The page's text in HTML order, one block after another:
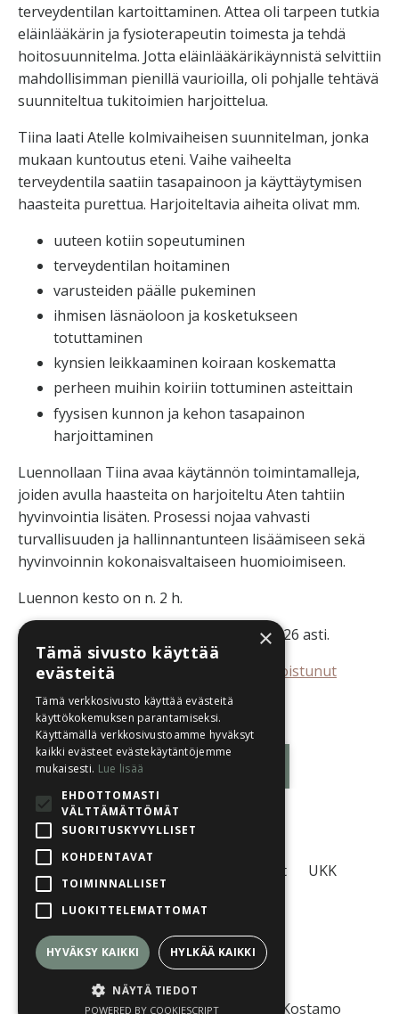
terveydentilan kartoittaminen. Attea oli tarpeen tutkia
eläinlääkärin ja fysioterapeutin toimesta ja tehdä
hoitosuunnitelma. Jotta eläinlääkärikäynnistä selvittiin
mahdollisimman pienillä vaurioilla, oli pohjalle tehtävä
suunniteltua tukitoimien harjoittelua.
Tiina laati Atelle kolmivaiheisen suunnitelman, jonka
mukaan kuntoutus eteni. Vaihe vaiheelta
terveydentila saatiin tasapainoon ja käyttäytymisen
haasteita purettua. Harjoiteltavia aiheita olivat mm.
uuteen kotiin sopeutuminen
terveydentilan hoitaminen
varusteiden päälle pukeminen
ihmisen läsnäoloon ja kosketukseen
totuttaminen
kynsien leikkaaminen koiraan koskematta
perheen muihin koiriin tottuminen asteittain
fyysisen kunnon ja kehon tasapainon
harjoittaminen
Luennollaan Tiina avaa käytännön toimintamalleja,
joiden avulla haasteita on harjoiteltu Aten tahtiin
hyvinvointia lisäten. Prosessi nojaa vahvasti
turvallisuuden ja hallinnantunteen lisäämiseen sekä
hyvinvoinnin kokonaisvaltaiseen huomioimiseen.
Luennon kesto on n. 2 h.
Luentotallenne on katsottavissa 7.12.2026 asti.
Luennoitsijana eläinfysioterapiaan erikoistunut
fysioterapeutti (AMK) Tiina Kuusisto.
Kirjaudu sisään
Käyttöehdot UKK
© 2026 Eläinlähtöinen Oy
© 2026 Kuvat: Koiratuulia, Sanna Kostamo
×
Tämä sivusto käyttää
evästeitä
Tämä verkkosivusto käyttää evästeitä
käyttökokemuksen parantamiseksi.
Käyttämällä verkkosivustoamme hyväksyt
kaikki evästeet evästekäytäntöjemme
mukaisesti. Lue lisää
EHDOTTOMASTI
VÄLTTÄMÄTTÖMÄT
SUORITUSKYVYLLISET
KOHDENTAVAT
TOIMINNALLISET
LUOKITTELEMATTOMAT
HYVÄKSY KAIKKI HYLKÄÄ KAIKKI
NÄYTÄ TIEDOT
POWERED BY COOKIESCRIPT